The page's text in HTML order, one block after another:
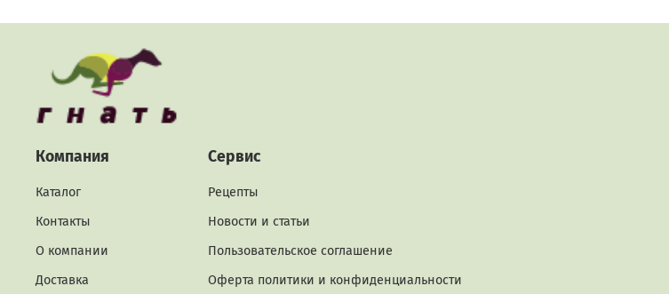
Компания
Каталог
Контакты
О компании
Доставка
Сервис
Рецепты
Новости и статьи
Пользовательское соглашение
Оферта политики и конфиденциальности